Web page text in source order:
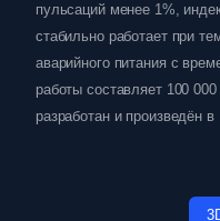
пульсаций менее 1%,
стабильно работает при
аварийного питания с
работы составляет 100
разработан и произведён в